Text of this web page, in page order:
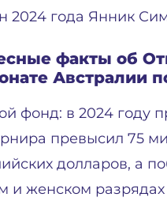
2024 года Янник
факты об
Австралии
фонд: в 2024 году
превысил 75
долларов, а
и женском